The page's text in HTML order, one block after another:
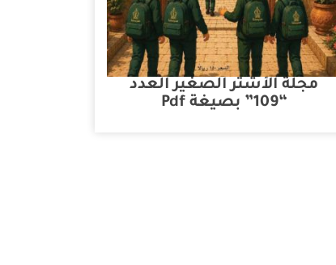
مجلة الأشتر الصغير العدد
“109” بصيغة Pdf